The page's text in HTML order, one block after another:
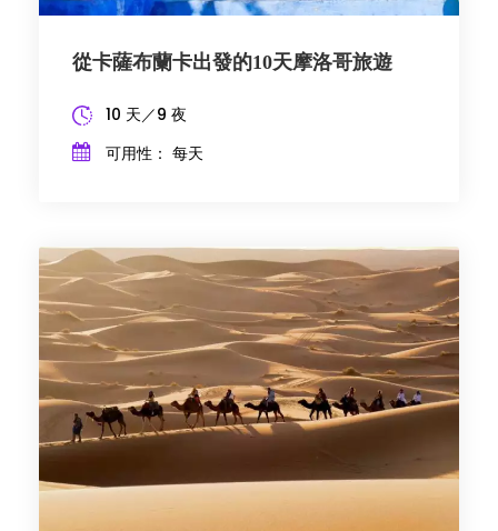
從卡薩布蘭卡出發的10天摩洛哥旅遊
10 天／9 夜
可用性： 每天